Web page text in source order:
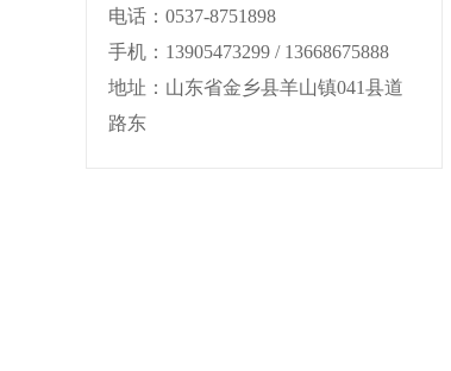
电话：0537-8751898
手机：13905473299 / 13668675888
地址：山东省金乡县羊山镇041县道
路东